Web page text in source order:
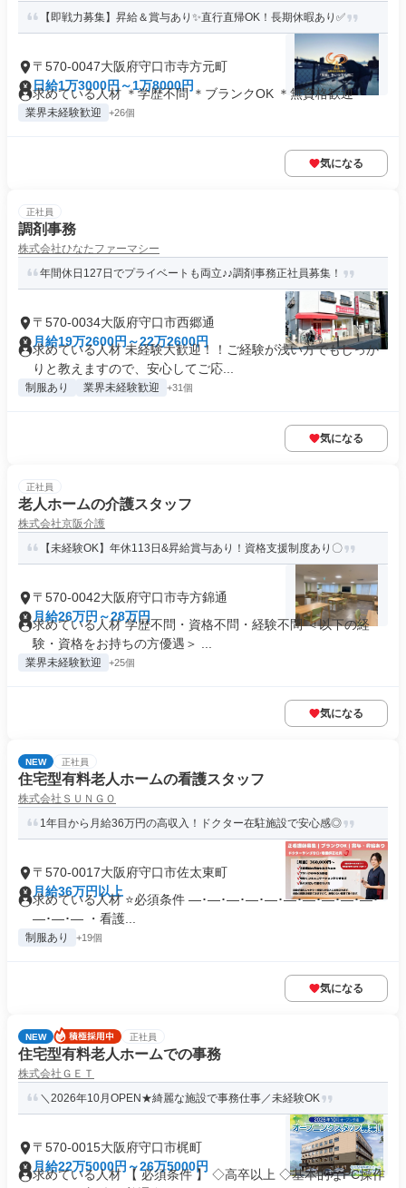
【即戦力募集】昇給＆賞与あり✨直行直帰OK！長期休暇あり✅
〒570-0047大阪府守口市寺方元町
日給1万3000円～1万8000円
求めている人材 ＊学歴不問 ＊ブランクOK ＊無資格歓迎
業界未経験歓迎 +26個
気になる
正社員
調剤事務
株式会社ひなたファーマシー
年間休日127日でプライベートも両立♪♪調剤事務正社員募集！
〒570-0034大阪府守口市西郷通
月給19万2600円～22万2600円
求めている人材 未経験大歓迎！！ご経験が浅い方でもしっか
りと教えますので、安心してご応...
制服あり 業界未経験歓迎 +31個
気になる
正社員
老人ホームの介護スタッフ
株式会社京阪介護
【未経験OK】年休113日&昇給賞与あり！資格支援制度あり〇
〒570-0042大阪府守口市寺方錦通
月給26万円～28万円
求めている人材 学歴不問・資格不問・経験不問 ＜以下の経
験・資格をお持ちの方優遇＞ ...
業界未経験歓迎 +25個
気になる
NEW 正社員
住宅型有料老人ホームの看護スタッフ
株式会社ＳＵＮＧＯ
1年目から月給36万円の高収入！ドクター在駐施設で安心感◎
〒570-0017大阪府守口市佐太東町
月給36万円以上
求めている人材 ⭐必須条件 ―･―･―･―･―･―･―･―･―･―･
―･―･― ・看護...
制服あり +19個
気になる
NEW 正社員
住宅型有料老人ホームでの事務
株式会社ＧＥＴ
＼2026年10月OPEN★綺麗な施設で事務仕事／未経験OK
〒570-0015大阪府守口市梶町
月給22万5000円～26万5000円
求めている人材 【 必須条件 】 ◇高卒以上 ◇基本的なPC操作